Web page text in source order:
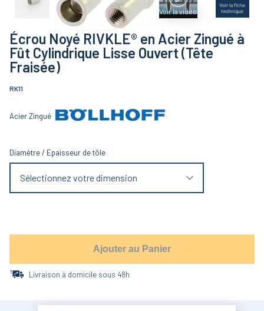
Voir la vidéo
Écrou Noyé RIVKLE® en Acier Zingué à
Fût Cylindrique Lisse Ouvert (Tête
Fraisée)
RK11
Acier Zingué
Diamètre/ Epaisseur de tôle
Sélectionnez votre dimension
Ajouter au Panier
Livraison à domicile sous 48h